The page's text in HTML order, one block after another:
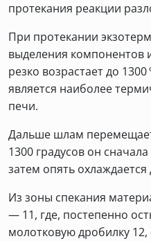
протекания реакции
При протекании
выделения компонентов
резко возрастает до 1300
является наиболее
печи.
Дальше шлам
1300 градусов он
затем опять охлаждается
Из зоны спекания
— 11, где, постепенно
молотковую дробилку